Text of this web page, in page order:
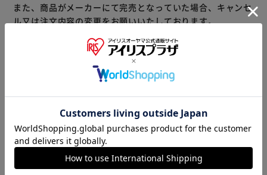
また、商品がメーカーにて完売となっていた場合、キャンセ
ル又は注文内容の変更をお願いいたしております。
予めご了承くださいますようお願いいたします。
商品はアイリスプラザがセレクトしたオススメ商品です。
ございますのでなにとぞご了承ください。
商品情報